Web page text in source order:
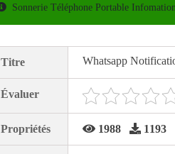
Sonnerie Téléphone Portable
Titre Whatsapp
Évaluer
Propriétés 1988 1193